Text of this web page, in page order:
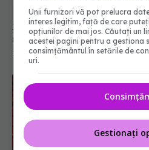
3 oameni au primit a doua
unui transplant la Baia
20 sep 2021, 16:45
Unii furnizori vă pot prelucra
interes legitim, față de care
opțiunilor de mai jos. Căutați un
acestei pagini pentru a gestiona
consimțământul în setările de
uri.
Gestionați